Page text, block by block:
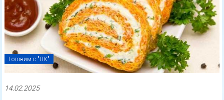
Готовим с "ЛК"
14.02.2025